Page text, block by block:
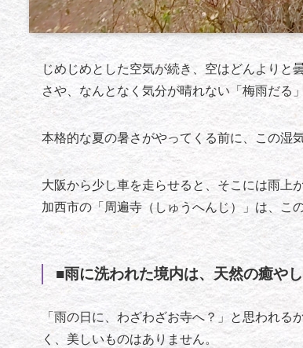
じめじめとした空気が続き、空はどんよりと
さや、なんとなく気分が晴れない「梅雨だる
本格的な夏の暑さがやってくる前に、この湿
大阪から少し車を走らせると、そこには雨上
加西市の「周遍寺（しゅうへんじ）」は、こ
■雨に洗われた境内は、天然の癒や
「雨の日に、わざわざお寺へ？」と思われ
く、美しいものはありません。